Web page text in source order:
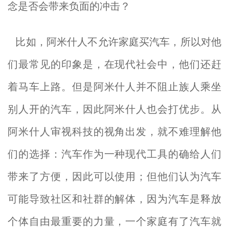
念是否会带来负面的冲击？
比如，阿米什人不允许家庭买汽车，所以对他
们最常见的印象是，在现代社会中，他们还赶
着马车上路。但是阿米什人并不阻止族人乘坐
别人开的汽车，因此阿米什人也会打优步。从
阿米什人审视科技的视角出发，就不难理解他
们的选择：汽车作为一种现代工具的确给人们
带来了方便，因此可以使用；但他们认为汽车
可能导致社区和社群的解体，因为汽车是释放
个体自由最重要的力量，一个家庭有了汽车就